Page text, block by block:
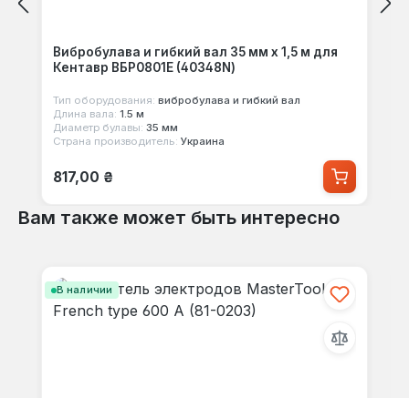
Вибробулава и гибкий вал 35 мм х 1,5 м для
Кентавр ВБР0801Е (40348N)
Тип оборудования: вибробулава и гибкий вал
Длина вала: 1.5 м
Диаметр булавы: 35 мм
Страна производитель: Украина
Обычная цена:
817,00 ₴
Вам также может быть интересно
В наличии